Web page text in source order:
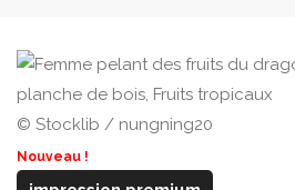
© Stocklib / nungning20
Nouveau !